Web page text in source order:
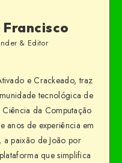
Francisco
& Editor
e Crackeado, traz
tecnológica de
da Computação
anos de experiência em
a paixão de João por
que simplifica